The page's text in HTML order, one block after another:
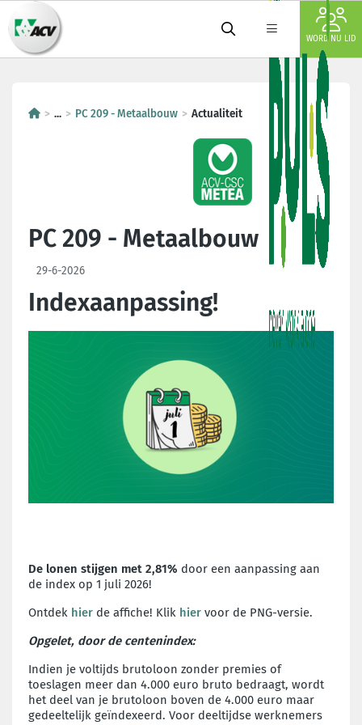
WORD NU LID
... PC 209 - Metaalbouw Actualiteit
PC 209 - Metaalbouw
29-6-2026
Indexaanpassing!
De lonen stijgen met 2,81% door een aanpassing aan
de index op 1 juli 2026!
Ontdek hier de affiche! Klik hier voor de PNG-versie.
Opgelet, door de centenindex:
Indien je voltijds brutoloon zonder premies of
toeslagen meer dan 4.000 euro bruto bedraagt, wordt
het deel van je brutoloon boven de 4.000 euro maar
gedeeltelijk geïndexeerd. Voor deeltijdse werknemers